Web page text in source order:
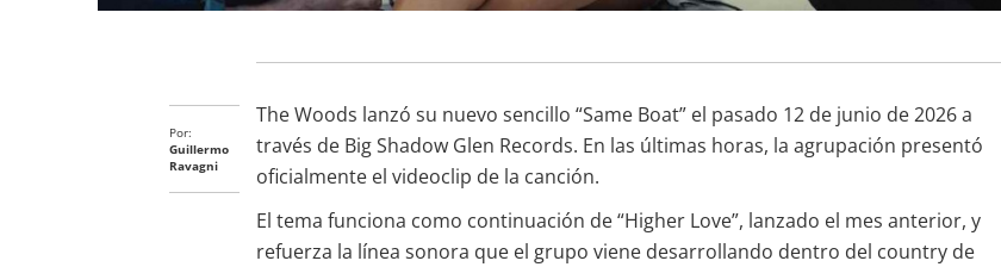
Por:
Guillermo
Ravagni
The Woods lanzó su nuevo sencillo “Same Boat” el pasado 12 de junio de 2026 a
través de Big Shadow Glen Records. En las últimas horas, la agrupación presentó
oficialmente el videoclip de la canción.
El tema funciona como continuación de “Higher Love”, lanzado el mes anterior, y
refuerza la línea sonora que el grupo viene desarrollando dentro del country de